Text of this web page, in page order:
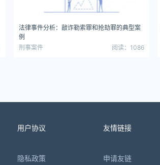
法律事件分析：敲诈勒索罪和抢劫罪的典型案
例
刑事案件
阅读：1086
用户协议
隐私政策
友情链接
申请友链